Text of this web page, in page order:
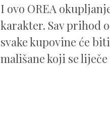
I ovo OREA
karakter. Sav prihod
svake kupovine će
mališane koji se